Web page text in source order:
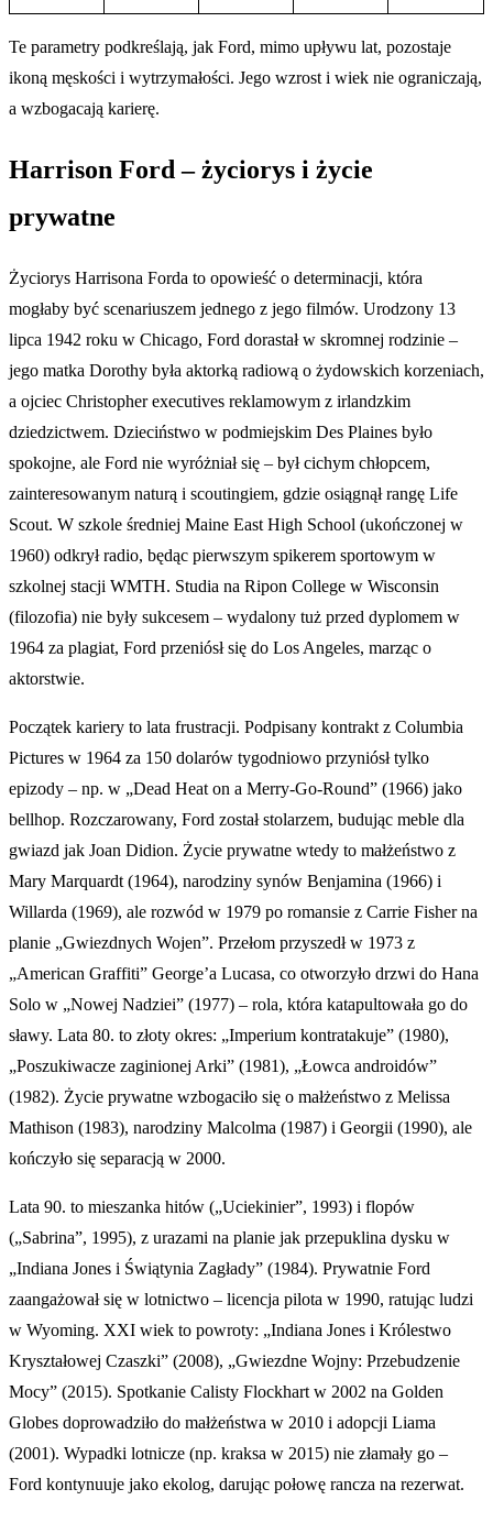
Te parametry podkreślają, jak Ford, mimo upływu lat, pozostaje
ikoną męskości i wytrzymałości. Jego wzrost i wiek nie ograniczają,
a wzbogacają karierę.
Harrison Ford – życiorys i życie
prywatne
Życiorys Harrisona Forda to opowieść o determinacji, która
mogłaby być scenariuszem jednego z jego filmów. Urodzony 13
lipca 1942 roku w Chicago, Ford dorastał w skromnej rodzinie –
jego matka Dorothy była aktorką radiową o żydowskich korzeniach,
a ojciec Christopher executives reklamowym z irlandzkim
dziedzictwem. Dzieciństwo w podmiejskim Des Plaines było
spokojne, ale Ford nie wyróżniał się – był cichym chłopcem,
zainteresowanym naturą i scoutingiem, gdzie osiągnął rangę Life
Scout. W szkole średniej Maine East High School (ukończonej w
1960) odkrył radio, będąc pierwszym spikerem sportowym w
szkolnej stacji WMTH. Studia na Ripon College w Wisconsin
(filozofia) nie były sukcesem – wydalony tuż przed dyplomem w
1964 za plagiat, Ford przeniósł się do Los Angeles, marząc o
aktorstwie.
Początek kariery to lata frustracji. Podpisany kontrakt z Columbia
Pictures w 1964 za 150 dolarów tygodniowo przyniósł tylko
epizody – np. w „Dead Heat on a Merry-Go-Round” (1966) jako
bellhop. Rozczarowany, Ford został stolarzem, budując meble dla
gwiazd jak Joan Didion. Życie prywatne wtedy to małżeństwo z
Mary Marquardt (1964), narodziny synów Benjamina (1966) i
Willarda (1969), ale rozwód w 1979 po romansie z Carrie Fisher na
planie „Gwiezdnych Wojen”. Przełom przyszedł w 1973 z
„American Graffiti” George’a Lucasa, co otworzyło drzwi do Hana
Solo w „Nowej Nadziei” (1977) – rola, która katapultowała go do
sławy. Lata 80. to złoty okres: „Imperium kontratakuje” (1980),
„Poszukiwacze zaginionej Arki” (1981), „Łowca androidów”
(1982). Życie prywatne wzbogaciło się o małżeństwo z Melissa
Mathison (1983), narodziny Malcolma (1987) i Georgii (1990), ale
kończyło się separacją w 2000.
Lata 90. to mieszanka hitów („Uciekinier”, 1993) i flopów
(„Sabrina”, 1995), z urazami na planie jak przepuklina dysku w
„Indiana Jones i Świątynia Zagłady” (1984). Prywatnie Ford
zaangażował się w lotnictwo – licencja pilota w 1990, ratując ludzi
w Wyoming. XXI wiek to powroty: „Indiana Jones i Królestwo
Kryształowej Czaszki” (2008), „Gwiezdne Wojny: Przebudzenie
Mocy” (2015). Spotkanie Calisty Flockhart w 2002 na Golden
Globes doprowadziło do małżeństwa w 2010 i adopcji Liama
(2001). Wypadki lotnicze (np. kraksa w 2015) nie złamały go –
Ford kontynuuje jako ekolog, darując połowę rancza na rezerwat.